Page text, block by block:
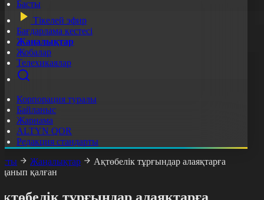
Басты
Тікелей эфир
Бағдарлама кестесі
Жаңалықтар
Жобалар
Телехикаялар
Корпорация туралы
Байланыс
Жарнама
ALTYN QOR
Редакция стандарты
Жаңалықтар
Ақтөбелік тұрғындар алаяқтарға
қалған